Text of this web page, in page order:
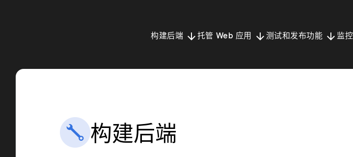
构建后端 arrow_downward 托管 Web 应用 arrow_downward 测试和发布功能 arrow_downward监
构建后端